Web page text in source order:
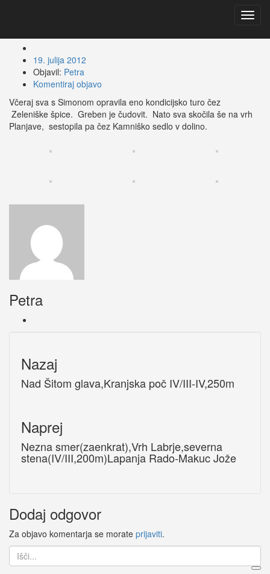
19. julija 2012
Objavil: Petra
Komentiraj objavo
Včeraj sva s Simonom opravila eno kondicijsko turo čez
Zeleniške špice. Greben je čudovit. Nato sva skočila še na vrh
Planjave, sestopila pa čez Kamniško sedlo v dolino.
Petra
Nazaj
Nad Šitom glava,Kranjska poč IV/III-IV,250m
Naprej
Nezna smer(zaenkrat),Vrh Labrje,severna
stena(IV/III,200m)Lapanja Rado-Makuc Jože
Dodaj odgovor
Za objavo komentarja se morate prijaviti.
Search
keyword